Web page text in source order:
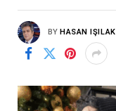
BY HASAN IŞILAK